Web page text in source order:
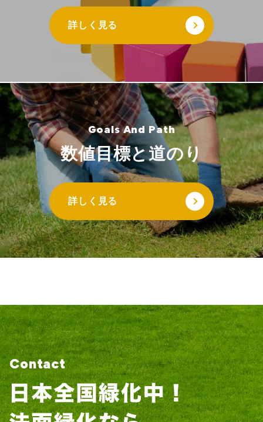
詳しく見る
数値目標と道のり
詳しく見る
Contact